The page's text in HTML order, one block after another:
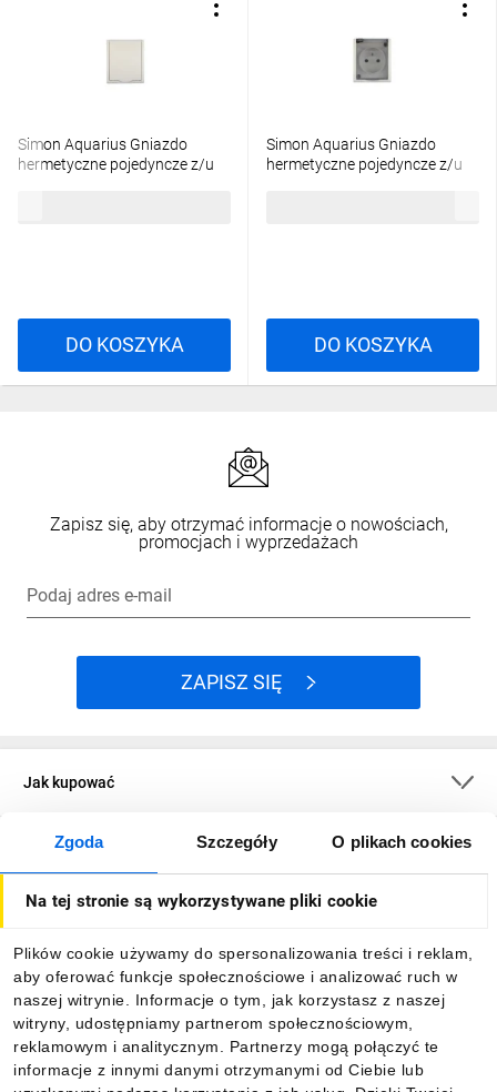
Zgoda Szczegóły O plikach cookies
Na tej stronie są wykorzystywane pliki cookie
Plików cookie używamy do spersonalizowania treści i reklam,
aby oferować funkcje społecznościowe i analizować ruch w
naszej witrynie. Informacje o tym, jak korzystasz z naszej
witryny, udostępniamy partnerom społecznościowym,
reklamowym i analitycznym. Partnerzy mogą połączyć te
informacje z innymi danymi otrzymanymi od Ciebie lub
Simon Aquarius Gniazdo
hermetyczne pojedyncze z/u
DO KOSZYKA
Simon Aquarius Gniazdo
hermetyczne pojedyncze z/u
DO KOSZYKA
Zapisz się, aby otrzymać informacje o nowościach,
promocjach i wyprzedażach
Podaj adres e-mail
ZAPISZ SIĘ
Jak kupować
O firmie
Informacje
Pobierz naszą aplikację mobilną: